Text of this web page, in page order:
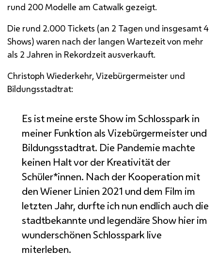
rund 200 Modelle am Catwalk gezeigt.
Die rund 2.000 Tickets (an 2 Tagen und insgesamt 4
Shows) waren nach der langen Wartezeit von mehr
als 2 Jahren in Rekordzeit ausverkauft.
Christoph Wiederkehr, Vizebürgermeister und
Bildungsstadtrat:
Es ist meine ersteShowim Schlosspark in
meiner Funktion als Vizebürgermeister und
Bildungsstadtrat. Die Pandemie machte
keinen Halt vor der Kreativität der
Schüler*innen. Nach der Kooperation mit
den Wiener Linien 2021 und dem Film im
letzten Jahr, durfte ich nun endlich auch die
stadtbekannte und legendäre Show hier im
wunderschönen Schlosspark live
miterleben.